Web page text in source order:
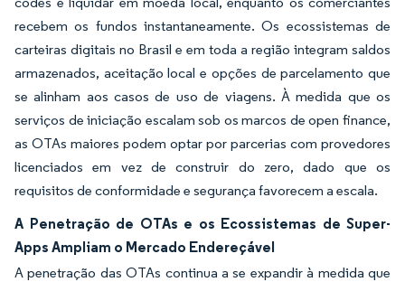
recebem os fundos instantaneamente. Os ecossistemas de
carteiras digitais no Brasil e em toda a região integram saldos
armazenados, aceitação local e opções de parcelamento que
se alinham aos casos de uso de viagens. À medida que os
serviços de iniciação escalam sob os marcos de open finance,
as OTAs maiores podem optar por parcerias com provedores
licenciados em vez de construir do zero, dado que os
requisitos de conformidade e segurança favorecem a escala.
A Penetração de OTAs e os Ecossistemas de Super-
Apps Ampliam o Mercado Endereçável
A penetração das OTAs continua a se expandir à medida que